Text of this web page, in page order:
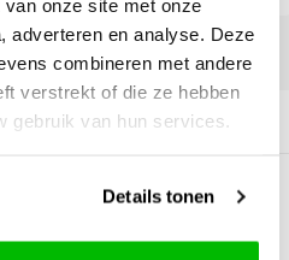
onze site met onze
adverteren en analyse. Deze
combineren met andere
verstrekt of die ze hebben
gebruik van hun services.
Details tonen